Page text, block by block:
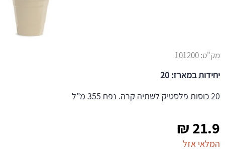
21.9
₪
המלאי אזל
מק"ט:101200
יחידות במארז: 20
20 כוסות פלסטיק לשתיה קרה. נפח 355 מ”ל